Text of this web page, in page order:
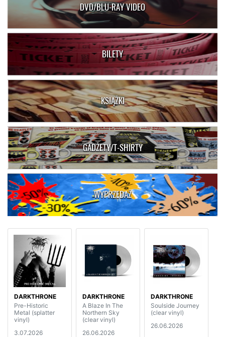
DVD/BLU-RAY VIDEO
BILETY
KSIĄŻKI
GADŻETY/T-SHIRTY
WYPRZEDAŻ
DARKTHRONE
Pre-Historic
Metal (splatter
vinyl)
3.07.2026
DARKTHRONE
A Blaze In The
Northern Sky
(clear vinyl)
26.06.2026
DARKTHRONE
Soulside Journey
(clear vinyl)
26.06.2026